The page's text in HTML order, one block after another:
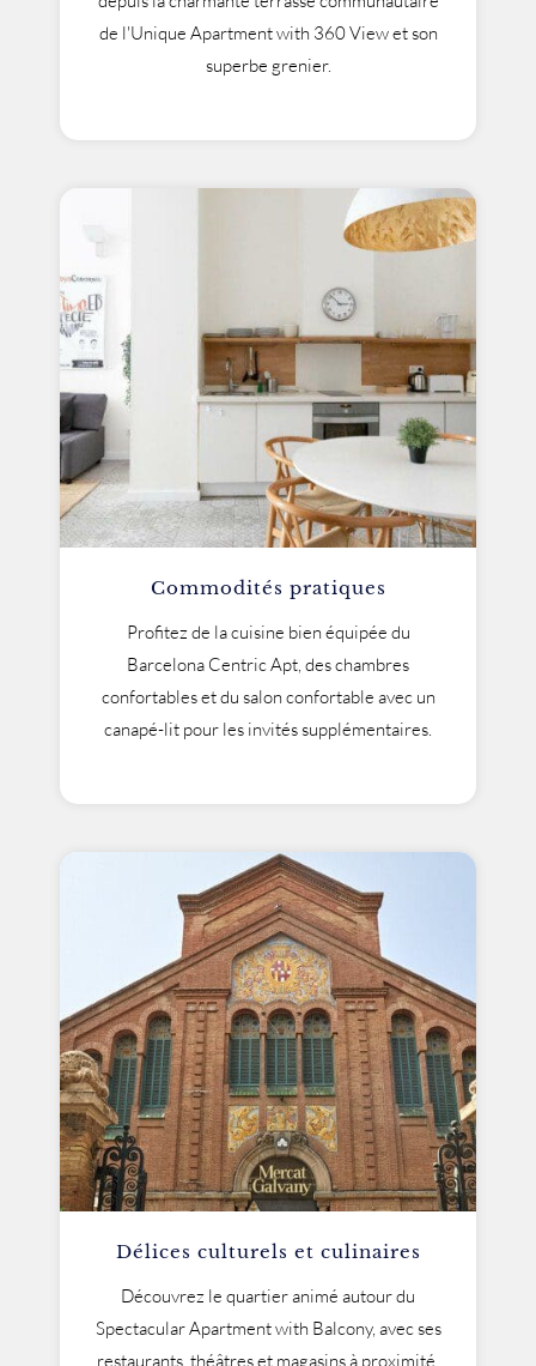
de l'Unique Apartment with 360 View et son
superbe grenier.
Commodités pratiques
Profitez de la cuisine bien équipée du
Barcelona Centric Apt, des chambres
confortables et du salon confortable avec un
canapé-lit pour les invités supplémentaires.
Délices culturels et culinaires
Découvrez le quartier animé autour du
Spectacular Apartment with Balcony, avec ses
restaurants, théâtres et magasins à proximité,